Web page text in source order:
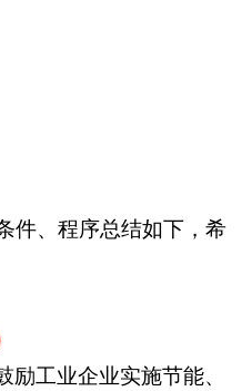
件、程序总结如下，希
工业企业实施节能、